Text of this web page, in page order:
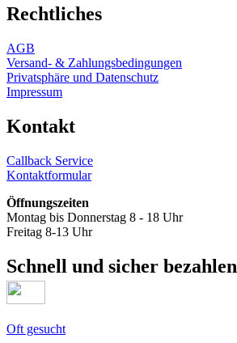
Rechtliches
AGB
Versand- & Zahlungsbedingungen
Privatsphäre und Datenschutz
Impressum
Kontakt
Callback Service
Kontaktformular
Öffnungszeiten
Montag bis Donnerstag 8 - 18 Uhr
Freitag 8-13 Uhr
Schnell und sicher bezahlen
Oft gesucht